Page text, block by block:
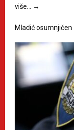
više…
→
Mladić